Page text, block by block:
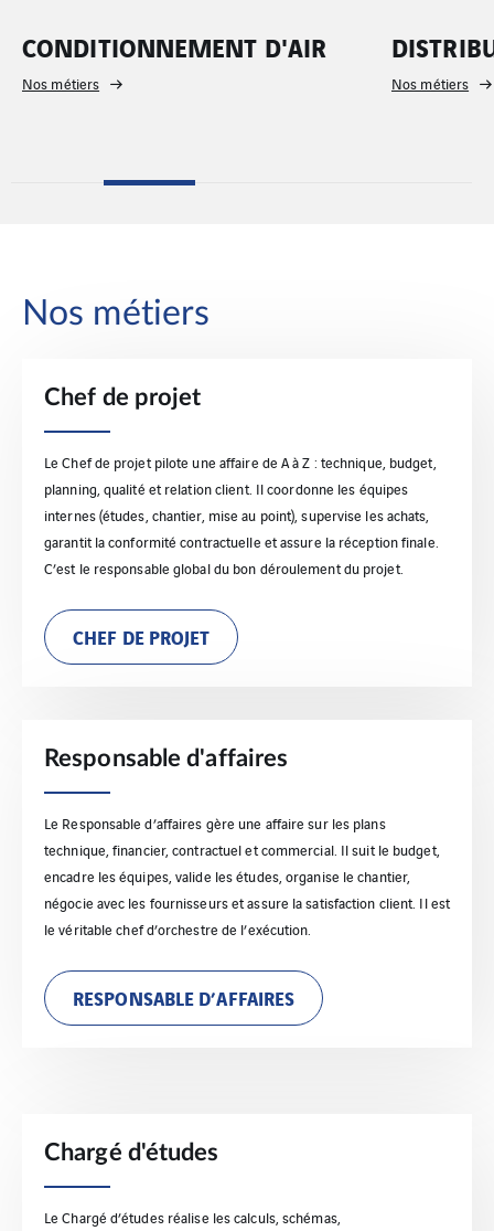
CONDITIONNEMENT D'AIR
Nos métiers Nos métiers
Nos métiers
Chef de projet
Le Chef de projet pilote une affaire de A à Z : technique, budget,
planning, qualité et relation client. Il coordonne les équipes
internes (études, chantier, mise au point), supervise les achats,
garantit la conformité contractuelle et assure la réception finale.
C’est le responsable global du bon déroulement du projet.
CHEF DE PROJET
Responsable d'affaires
Le Responsable d’affaires gère une affaire sur les plans
technique, financier, contractuel et commercial. Il suit le budget,
encadre les équipes, valide les études, organise le chantier,
négocie avec les fournisseurs et assure la satisfaction client. Il est
le véritable chef d’orchestre de l’exécution.
RESPONSABLE D’AFFAIRES
Chargé d'études
Le Chargé d’études réalise les calculs, schémas,